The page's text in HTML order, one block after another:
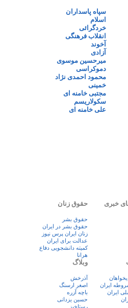
سپاه پاسداران
اسلام
خردگرائی
انقلاب فرهنگی
آخوند
آزادی
میرحسین موسوی
دموکراسی
محمود احمدی نژاد
خمینی
مجتبی خامنه ای
سکولاریسم
علی خامنه ای
خبری حقوق زنان
حقوق بشر
حقوق بشر در ایران
زنان ايران پرس نيوز
عدالت برای ایران
کمیته دانشجویی دفاع
هرانا
ایران
ایران
وبلاگ
آذرخش
اصغر ارسنگ
باچه آزره
حسین یزدانی
رستاخیز